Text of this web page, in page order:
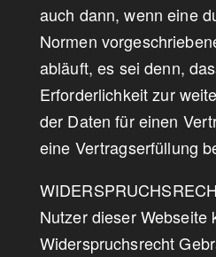
auch dann, wenn eine
Normen
abläuft, es sei denn,
Erforderlichkeit zur
der Daten für einen
eine Vertragserfüllung
Nutzer dieser Webseite
Widerspruchsrecht